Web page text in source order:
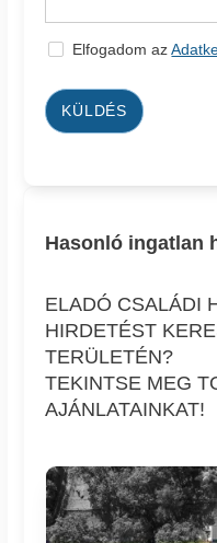
Elfogadom az
KÜLDÉS
Hasonló ingatlan
ELADÓ CSALÁDI
HIRDETÉST
TERÜLETÉN?
TEKINTSE MEG
AJÁNLATAINKAT!